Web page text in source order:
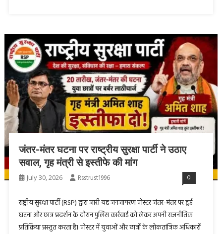
जंतर-मंतर घटना पर राष्ट्रीय सुरक्षा पार्टी ने उठाए
सवाल, गृह मंत्री से इस्तीफे की मांग
July 30, 2026 Rsstrust1996 0
राष्ट्रीय सुरक्षा पार्टी (RSP) द्वारा जारी यह जनजागरण पोस्टर जंतर-मंतर पर हुई
घटना और छात्र प्रदर्शन के दौरान पुलिस कार्रवाई को लेकर अपनी राजनीतिक
प्रतिक्रिया प्रस्तुत करता है। पोस्टर में युवाओं और छात्रों के लोकतांत्रिक अधिकारों